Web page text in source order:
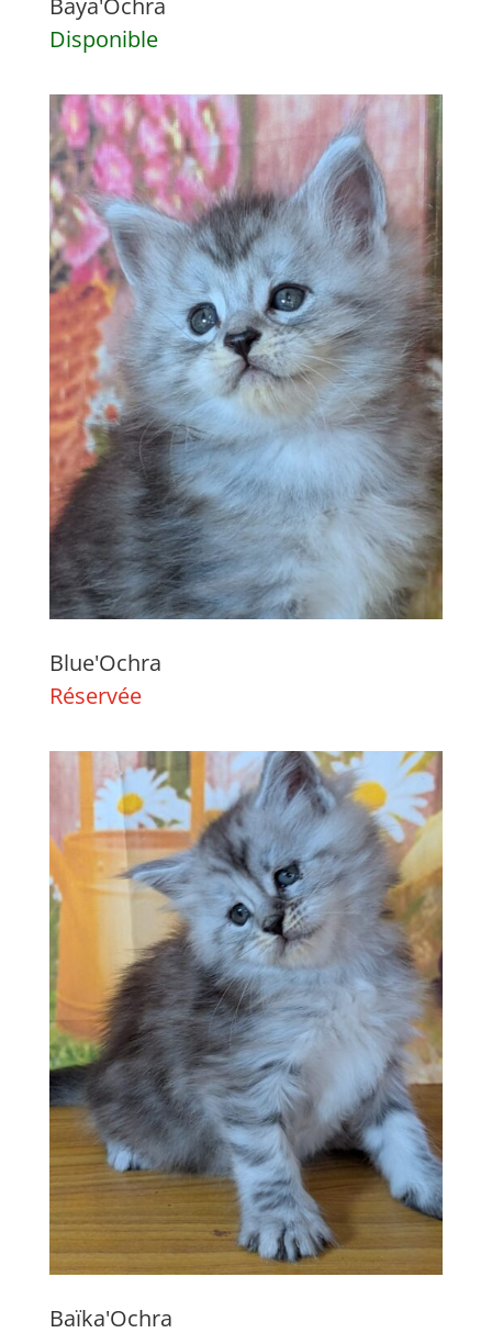
Disponible
Blue'Ochra
Réservée
Baïka'Ochra